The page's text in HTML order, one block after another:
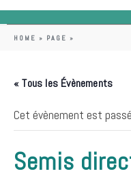
HOME » PAGE »
« Tous les Évènements
Cet évènement est
Semis